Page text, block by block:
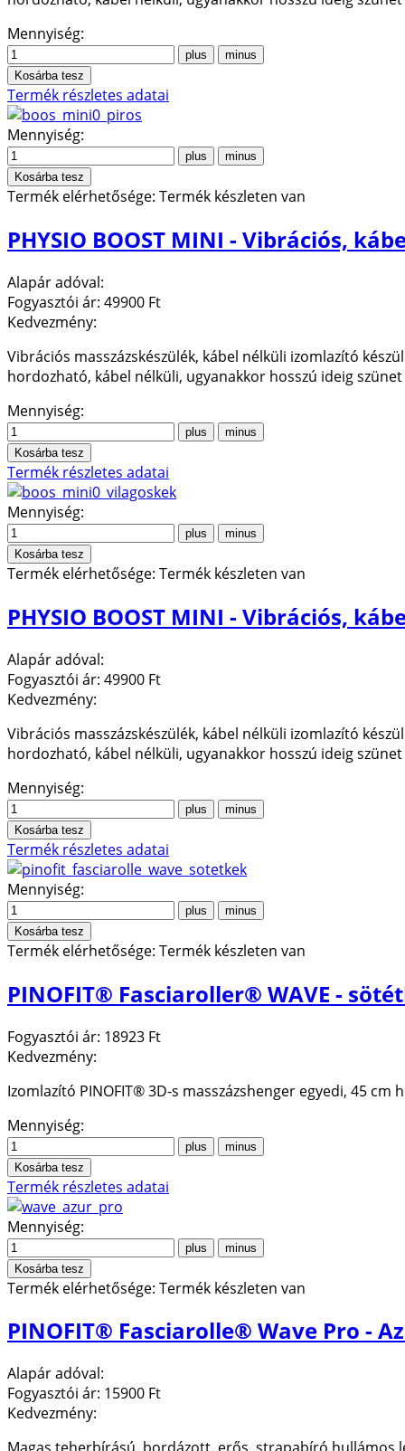
Mennyiség:
Termék részletes adatai
Mennyiség:
Termék elérhetősége: Termék készleten van
PHYSIO BOOST MINI - Vibrációs,
Alapár adóval:
Fogyasztói ár: 49900 Ft
Kedvezmény:
Vibrációs masszázskészülék, kábel nélküli izomlazító
hordozható, kábel nélküli, ugyanakkor hosszú ideig
Mennyiség:
Termék részletes adatai
Mennyiség:
Termék elérhetősége: Termék készleten van
PHYSIO BOOST MINI - Vibrációs,
Alapár adóval:
Fogyasztói ár: 49900 Ft
Kedvezmény:
Vibrációs masszázskészülék, kábel nélküli izomlazító
hordozható, kábel nélküli, ugyanakkor hosszú ideig
Mennyiség:
Termék részletes adatai
Mennyiség:
Termék elérhetősége: Termék készleten van
PINOFIT® Fasciaroller® WAVE -
Fogyasztói ár: 18923 Ft
Kedvezmény:
Izomlazító PINOFIT® 3D-s masszázshenger egyedi, 45 cm
Mennyiség:
Termék részletes adatai
Mennyiség:
Termék elérhetősége: Termék készleten van
PINOFIT® Fasciarolle® Wave Pro -
Alapár adóval:
Fogyasztói ár: 15900 Ft
Kedvezmény: